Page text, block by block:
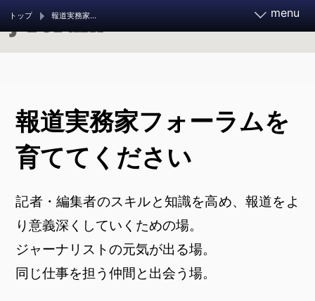
トップ 報道実務家フォーラムを育ててください menu
11月21～23日 開催決定
お知らせ
調査報道大賞 2026 ご支援ください
過去のフォーラム
報道実務家フォーラムを
育ててください
記者・編集者のスキルと知識を高め、報道をよ
り意義深くしていくための場。
ジャーナリストの元気が出る場。
同じ仕事を担う仲間と出会う場。